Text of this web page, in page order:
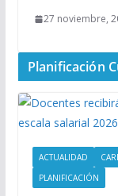
27 noviembre,
Planificación
ACTUALIDAD
PLANIFICACIÓN